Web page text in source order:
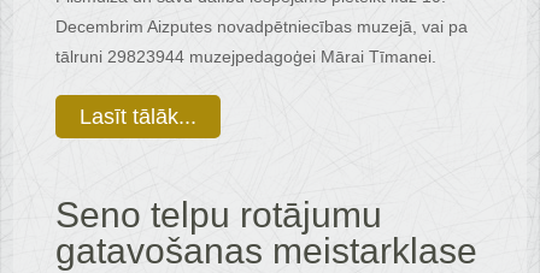
Decembrim Aizputes novadpētniecības muzejā, vai pa
tālruni 29823944 muzejpedagoģei Mārai Tīmanei.
Lasīt tālāk...
Seno telpu rotājumu
gatavošanas meistarklase